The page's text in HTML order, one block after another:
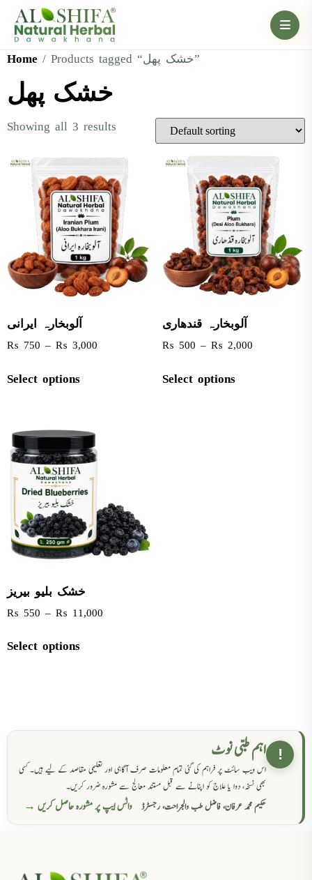
Home / Products tagged “خشک پھل”
خشک پھل
Showing all 3 results
آلوبخارہ ایرانی
₨ 750 – ₨ 3,000
Select options
آلوبخارہ قندھاری
₨ 500 – ₨ 2,000
Select options
خشک بلیو بیریز
₨ 550 – ₨ 11,000
Select options
! اہم طبی نوٹ
اس ویب سائٹ پر فراہم کی گئی تمام معلومات صرف آگاہی اور تعلیمی مقاصد کے لیے ہیں۔ کسی
بھی نسخہ، دوا یا علاج کو اپنانے سے قبل مستند معالج سے مشورہ ضرور کریں۔
حکیم محمد عرفان، فاضل طب والجراحت، رجسٹرڈ
واٹس ایپ پر مشورہ حاصل کریں →